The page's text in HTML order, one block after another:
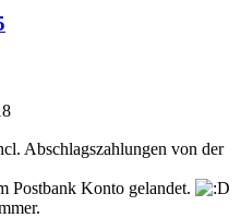
Abschlagszahlungen von der
Postbank Konto gelandet.